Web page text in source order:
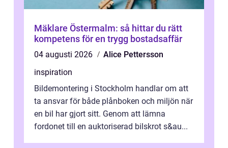
Mäklare Östermalm: så hittar du rätt
kompetens för en trygg bostadsaffär
04 augusti 2026
Alice Pettersson
inspiration
Bildemontering i Stockholm handlar om att
ta ansvar för både plånboken och miljön när
en bil har gjort sitt. Genom att lämna
fordonet till en auktoriserad bilskrot s&au...